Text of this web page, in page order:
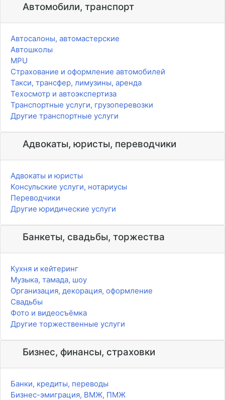
Автомобили, транспорт
Автосалоны, автомастерские
Автошколы
MPU
Страхование и оформление автомобилей
Такси, трансфер, лимузины, аренда
Техосмотр и автоэкспертиза
Транспортные услуги, грузоперевозки
Другие транспортные услуги
Адвокаты, юристы, переводчики
Адвокаты и юристы
Консульские услуги, нотариусы
Переводчики
Другие юридические услуги
Банкеты, свадьбы, торжества
Кухня и кейтеринг
Музыка, тамада, шоу
Организация, декорация, оформление
Свадьбы
Фото и видеосъёмка
Другие торжественные услуги
Бизнес, финансы, страховки
Банки, кредиты, переводы
Бизнес-эмиграция, ВМЖ, ПМЖ